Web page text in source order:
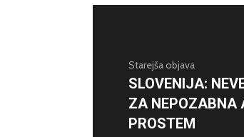
Starejša objava
SLOVENIJA:
ZA NEPOZABNA
PROSTEM